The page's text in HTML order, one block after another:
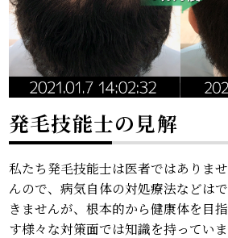
発毛技能士の見解
私たち発毛技能士は医者ではありませ
んので、病気自体の対処療法などはで
きませんが、根本的から健康体を目指
す様々な対策面では知識を持っていま